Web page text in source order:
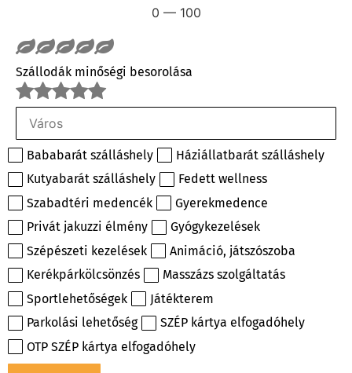
0 — 100
Szállodák minőségi besorolása
Bababarát szálláshely
Háziállatbarát szálláshely
Kutyabarát szálláshely
Fedett wellness
Szabadtéri medencék
Gyerekmedence
Privát jakuzzi élmény
Gyógykezelések
Szépészeti kezelések
Animáció, játszószoba
Kerékpárkölcsönzés
Masszázs szolgáltatás
Sportlehetőségek
Játékterem
Parkolási lehetőség
SZÉP kártya elfogadóhely
OTP SZÉP kártya elfogadóhely